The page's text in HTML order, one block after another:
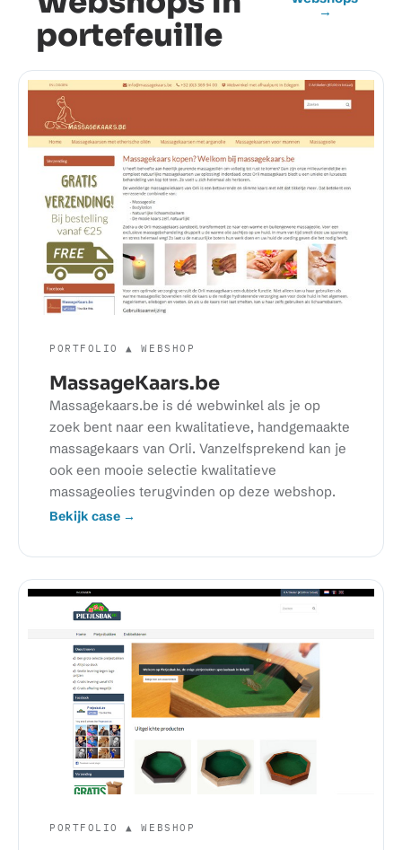
portefeuille
→
PORTFOLIO ▲ WEBSHOP
MassageKaars.be
Massagekaars.be is dé webwinkel als je op
zoek bent naar een kwalitatieve, handgemaakte
massagekaars van Orli. Vanzelfsprekend kan je
ook een mooie selectie kwalitatieve
massageolies terugvinden op deze webshop.
Bekijk case →
PORTFOLIO ▲ WEBSHOP